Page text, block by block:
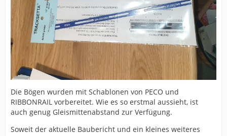
Die Bögen wurden mit Schablonen von PECO und
RIBBONRAIL vorbereitet. Wie es so erstmal aussieht, ist
auch genug Gleismittenabstand zur Verfügung.
Soweit der aktuelle Baubericht und ein kleines weiteres